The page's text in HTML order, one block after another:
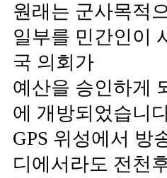
원래는 군사목적
일부를 민간인이
국 의회가
예산을 승인하게
에 개방되었습니
GPS 위성에서 방
디에서라도 전천